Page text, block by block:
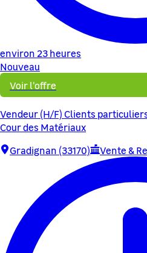
environ 23 heures
Nouveau
Voir l'offre
Vendeur (H/F) Clients
Cour des Matériaux
Gradignan (33170)
Vente &